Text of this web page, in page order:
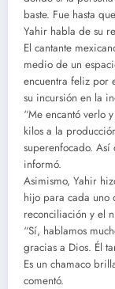
baste. Fue hasta
Yahir habla de su
El cantante
medio de un
encuentra feliz por
su incursión en la
“Me encantó verlo
kilos a la
superenfocado. Así
informó.
Asimismo, Yahir
hijo para cada uno
reconciliación y el
“Sí, hablamos
gracias a Dios. Él
Es un chamaco
comentó.